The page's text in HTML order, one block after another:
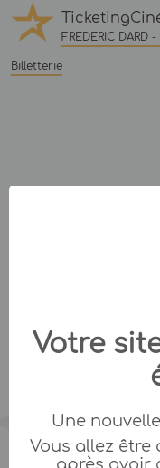
FREDERIC DARD
Billetterie
Votre
Une
Vous allez
après avoir